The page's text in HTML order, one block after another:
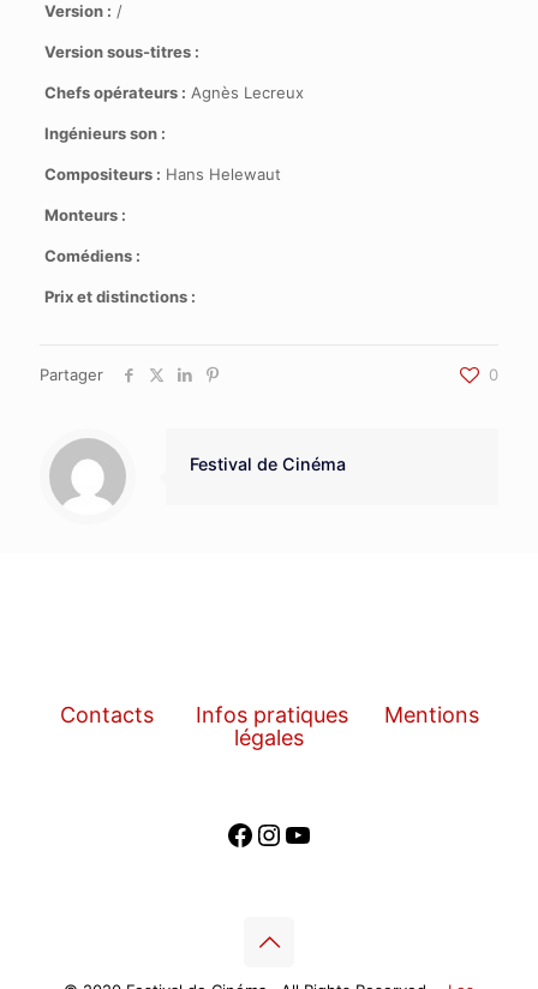
Version : /
Version sous-titres :
Chefs opérateurs : Agnès Lecreux
Ingénieurs son :
Compositeurs : Hans Helewaut
Monteurs :
Comédiens :
Prix et distinctions :
Partager 0
Festival de Cinéma
Contacts Infos pratiques
Mentions
légales
Facebook
Instagram
YouTube